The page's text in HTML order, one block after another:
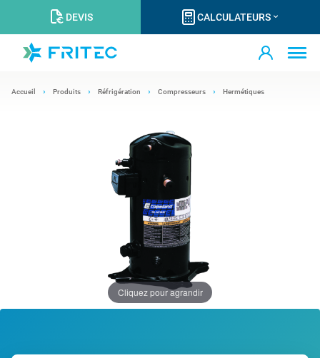
DEVIS CALCULATEURS
Accueil Produits Réfrigération Compresseurs Hermétiques
Cliquez pour agrandir